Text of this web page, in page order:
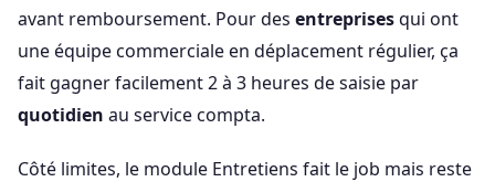
avant remboursement. Pour des entreprisesqui ont
une équipe commerciale en déplacement régulier, ça
fait gagner facilement 2 à 3 heures de saisie par
quotidien au service compta.
Côté limites, le module Entretiens fait le job mais reste